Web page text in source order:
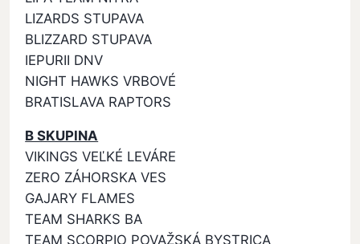
LIZARDS STUPAVA
BLIZZARD STUPAVA
IEPURII DNV
NIGHT HAWKS VRBOVÉ
BRATISLAVA RAPTORS
B SKUPINA
VIKINGS VEĽKÉ LEVÁRE
ZERO ZÁHORSKA VES
GAJARY FLAMES
TEAM SHARKS BA
TEAM SCORPIO POVAŽSKÁ BYSTRICA